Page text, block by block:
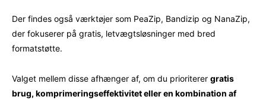
Der findes også værktøjer som PeaZip, Bandizip og NanaZip,
der fokuserer på gratis, letvægtsløsninger med bred
formatstøtte.
Valget mellem disse afhænger af, om du prioriterer gratis
brug, komprimeringseffektivitet eller en kombination af